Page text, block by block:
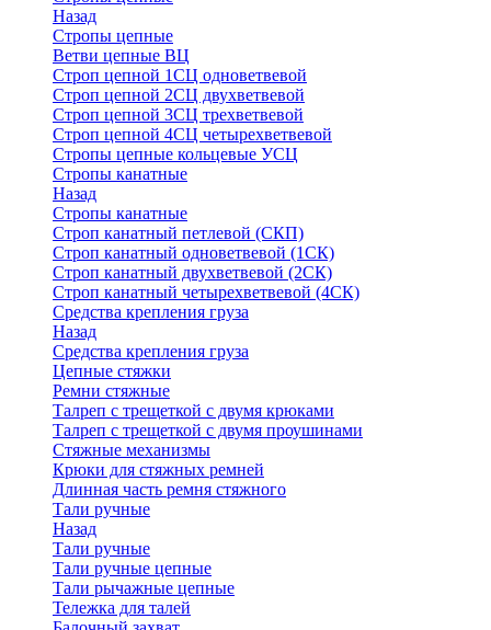
Назад
Стропы цепные
Ветви цепные ВЦ
Строп цепной 1СЦ одноветвевой
Строп цепной 2СЦ двухветвевой
Строп цепной 3СЦ трехветвевой
Строп цепной 4СЦ четырехветвевой
Стропы цепные кольцевые УСЦ
Стропы канатные
Назад
Стропы канатные
Строп канатный петлевой (СКП)
Строп канатный одноветвевой (1СК)
Строп канатный двухветвевой (2СК)
Строп канатный четырехветвевой (4СК)
Средства крепления груза
Назад
Средства крепления груза
Цепные стяжки
Ремни стяжные
Талреп с трещеткой с двумя крюками
Талреп с трещеткой с двумя проушинами
Стяжные механизмы
Крюки для стяжных ремней
Длинная часть ремня стяжного
Тали ручные
Назад
Тали ручные
Тали ручные цепные
Тали рычажные цепные
Тележка для талей